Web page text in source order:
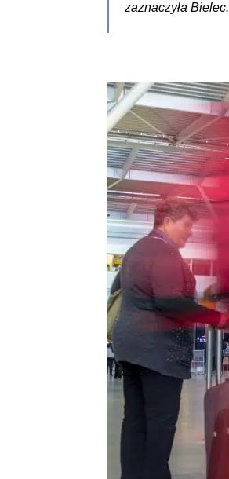
zaznaczyła